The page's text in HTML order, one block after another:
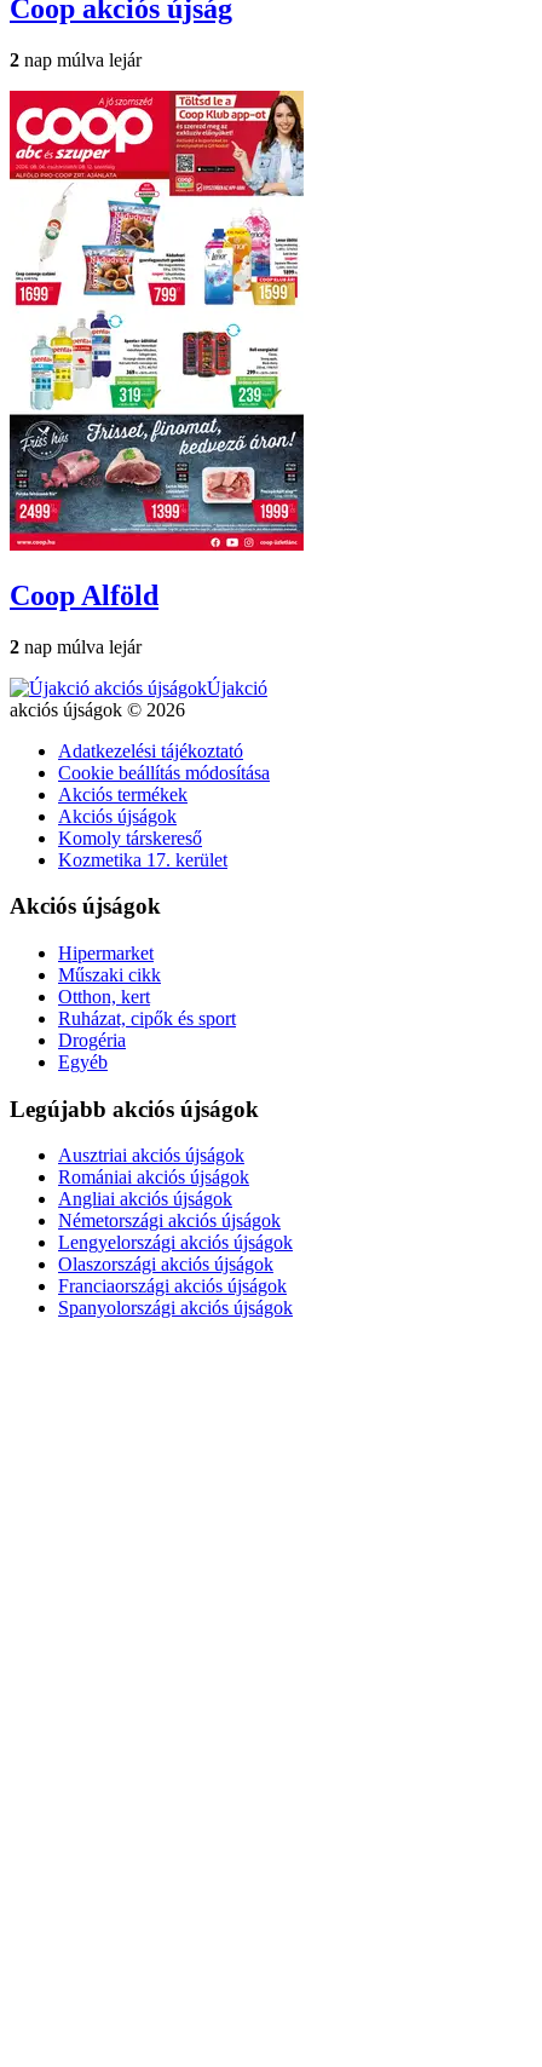
Coop akciós újság
2 nap múlva lejár
Coop Alföld
2 nap múlva lejár
Újakció
akciós újságok © 2026
Adatkezelési tájékoztató
Cookie beállítás módosítása
Akciós termékek
Akciós újságok
Komoly társkereső
Kozmetika 17. kerület
Akciós újságok
Hipermarket
Műszaki cikk
Otthon, kert
Ruházat, cipők és sport
Drogéria
Egyéb
Legújabb akciós újságok
Ausztriai akciós újságok
Romániai akciós újságok
Angliai akciós újságok
Németországi akciós újságok
Lengyelországi akciós újságok
Olaszországi akciós újságok
Franciaországi akciós újságok
Spanyolországi akciós újságok